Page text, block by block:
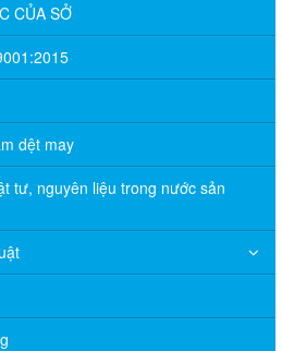
CỦA SỞ
dệt may
tư, nguyên liệu trong nước sản